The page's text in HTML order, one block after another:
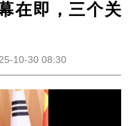
在即，三个关
10-30 08:30